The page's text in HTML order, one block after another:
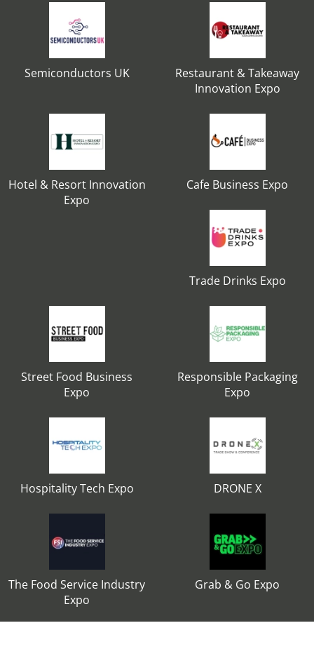
Semiconductors UK
Restaurant & Takeaway
Innovation Expo
Hotel & Resort Innovation
Expo
Cafe Business Expo
Trade Drinks Expo
Street Food Business
Expo
Responsible Packaging
Expo
Hospitality Tech Expo DRONE X
The Food Service Industry
Expo
Grab & Go Expo